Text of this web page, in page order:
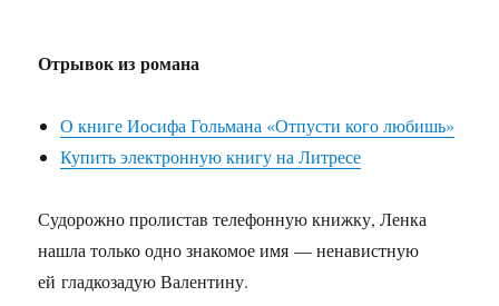
Отрывок из романа
О книге Иосифа Гольмана «Отпусти кого любишь»
Купить электронную книгу на Литресе
Судорожно пролистав телефонную книжку, Ленка
нашла только одно знакомое имя — ненавистную
ей гладкозадую Валентину.